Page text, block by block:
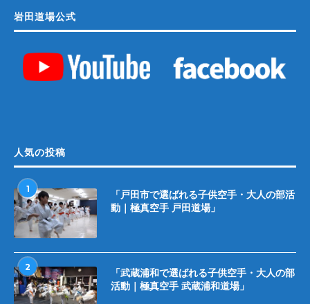
岩田道場公式
人気の投稿
1
「戸田市で選ばれる子供空手・大人の部活
動｜極真空手 戸田道場」
2
「武蔵浦和で選ばれる子供空手・大人の部
活動｜極真空手 武蔵浦和道場」